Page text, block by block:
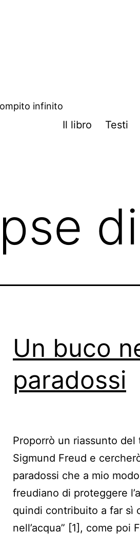
infinito
Il libro Testi
Un buco
paradossi
Proporrò un riassunto del
Sigmund Freud e
paradossi che a mio
freudiano di proteggere
quindi contribuito a far sì
nell’acqua” [1], come poi